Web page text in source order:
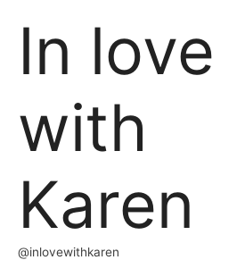
In love
with
Karen
@inlovewithkaren